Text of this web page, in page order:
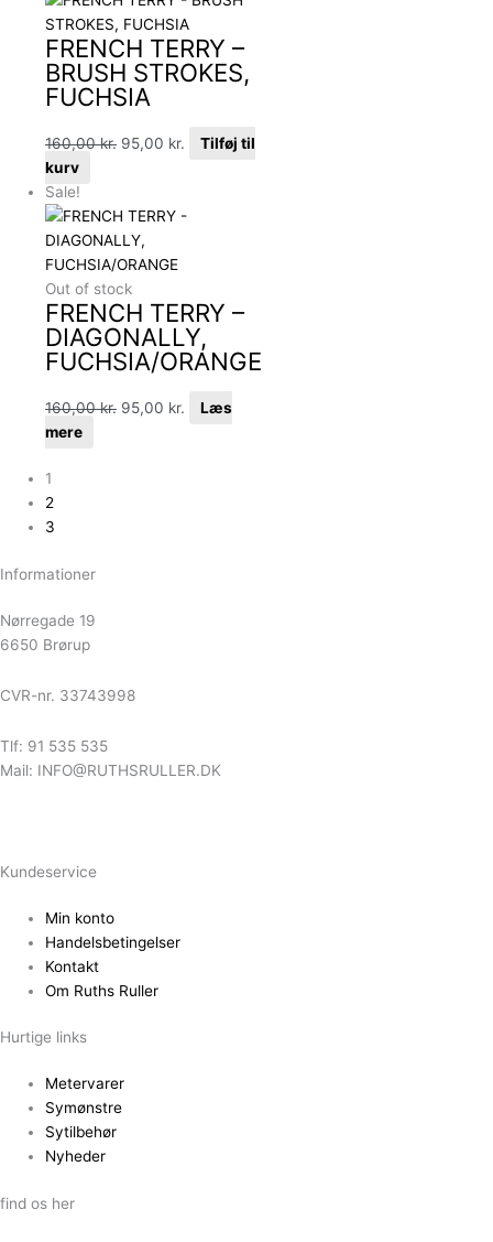
FRENCH TERRY –
BRUSH STROKES,
FUCHSIA
160,00kr. 95,00 kr.
Tilføj til
kurv
Sale!
Out of stock
FRENCH TERRY –
DIAGONALLY,
FUCHSIA/ORANGE
160,00kr. 95,00 kr.
Læs
mere
1
2
3
Informationer
Nørregade 19
6650 Brørup
CVR-nr. 33743998
Tlf: 91 535 535
Mail: INFO@RUTHSRULLER.DK
Kundeservice
Min konto
Handelsbetingelser
Kontakt
Om Ruths Ruller
Hurtige links
Metervarer
Symønstre
Sytilbehør
Nyheder
find os her